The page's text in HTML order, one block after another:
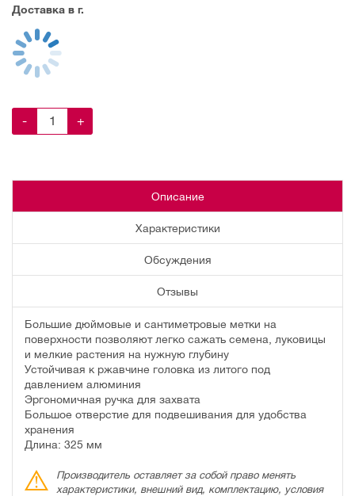
Доставка в г.
- +
Описание
Характеристики
Обсуждения
Отзывы
Большие дюймовые и сантиметровые метки на
поверхности позволяют легко сажать семена, луковицы
и мелкие растения на нужную глубину
Устойчивая к ржавчине головка из литого под
давлением алюминия
Эргономичная ручка для захвата
Большое отверстие для подвешивания для удобства
хранения
Длина: 325 мм
Производитель оставляет за собой право менять
характеристики, внешний вид, комплектацию, условия